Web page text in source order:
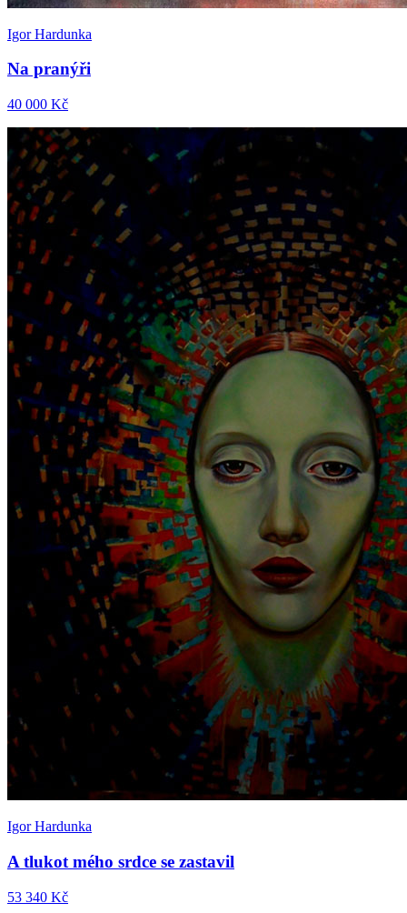
Igor Hardunka
Na pranýři
40 000 Kč
Igor Hardunka
A tlukot mého srdce se zastavil
53 340 Kč